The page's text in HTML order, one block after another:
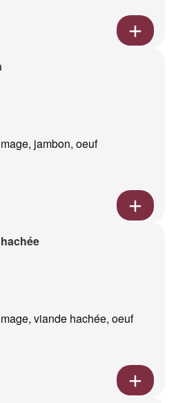
jambon, oeuf
viande hachée, oeuf